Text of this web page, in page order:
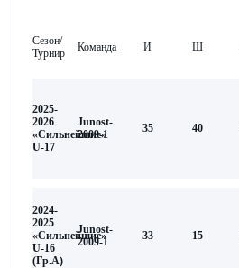
Сезон/
Турнир
Команда И Ш
2025-
2026
«Сильнейшие»
U-17
Junost-
2009-1
35 40
2024-
2025
«Сильнейшие»
U-16
(Гр.А)
Junost-
2009-1
33 15